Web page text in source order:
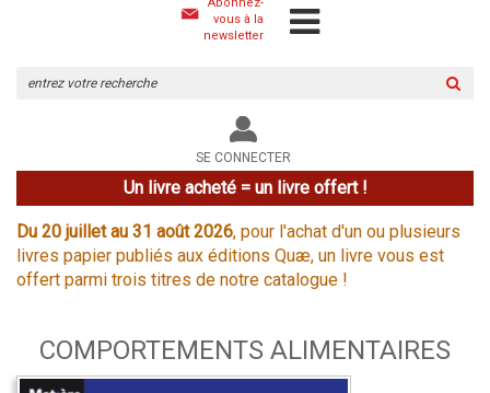
vous à la
newsletter
le
site
SE CONNECTER
Un livre acheté = un livre offert !
Du 20 juillet au 31 août 2026, pour l'achat d'un ou plusieurs
livres papier publiés aux éditions Quæ, un livre vous est
offert parmi trois titres de notre catalogue !
COMPORTEMENTS ALIMENTAIRES